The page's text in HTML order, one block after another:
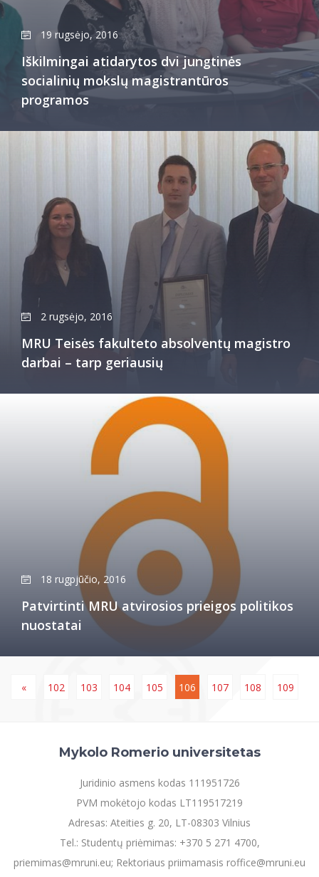
19 rugsėjo, 2016
Iškilmingai atidarytos dvi jungtinės
socialinių mokslų magistrantūros
programos
2 rugsėjo, 2016
MRU Teisės fakulteto absolventų magistro
darbai – tarp geriausių
18 rugpjūčio, 2016
Patvirtinti MRU atvirosios prieigos politikos
nuostatai
« 102 103 104 105 106 107 108 109
Mykolo Romerio universitetas
Juridinio asmens kodas 111951726
PVM mokėtojo kodas LT119517219
Adresas: Ateities g. 20, LT-08303 Vilnius
Tel.: Studentų priėmimas: +370 5 271 4700,
priemimas@mruni.eu; Rektoriaus priimamasis roffice@mruni.eu